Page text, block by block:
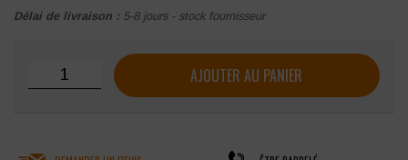
Délai de livraison : 5-8 jours - stock fournisseur
quantité de T-shirt femme B&C #E190
AJOUTER AU PANIER